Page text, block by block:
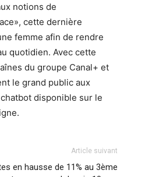
notions de
cette dernière
femme afin de rendre
quotidien. Avec cette
du groupe Canal+ et
le grand public aux
disponible sur le
Article suivant
en hausse de 11% au 3ème